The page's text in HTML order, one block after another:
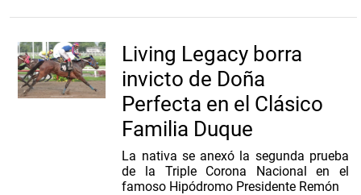
Living Legacy borra
invicto de Doña
Perfecta en el Clásico
Familia Duque
La nativa se anexó la segunda prueba
de la Triple Corona Nacional en el
famoso Hipódromo Presidente Remón